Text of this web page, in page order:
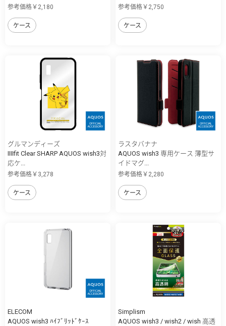
参考価格￥2,180
ケース
参考価格￥2,750
ケース
グルマンディーズ
IIIIfit Clear SHARP AQUOS wish3対
応ケ...
参考価格￥3,278
ケース
ラスタバナナ
AQUOS wish3 専用ケース 薄型サ
イドマグ...
参考価格￥2,280
ケース
ELECOM
AQUOS wish3 ﾊｲﾌﾞﾘｯﾄﾞｹｰｽ
Simplism
AQUOS wish3 / wish2 / wish 高透